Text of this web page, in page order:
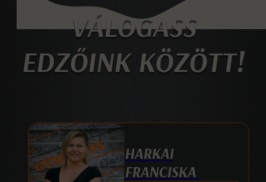
VÁLOGASS
EDZŐINK KÖZÖTT!
HARKAI
FRANCISKA